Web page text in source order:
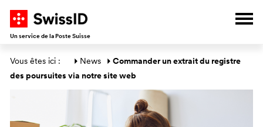
Un service de la Poste Suisse
Section générale
Vous êtes ici : News
Commander un extrait du registre
des poursuites via notre site web